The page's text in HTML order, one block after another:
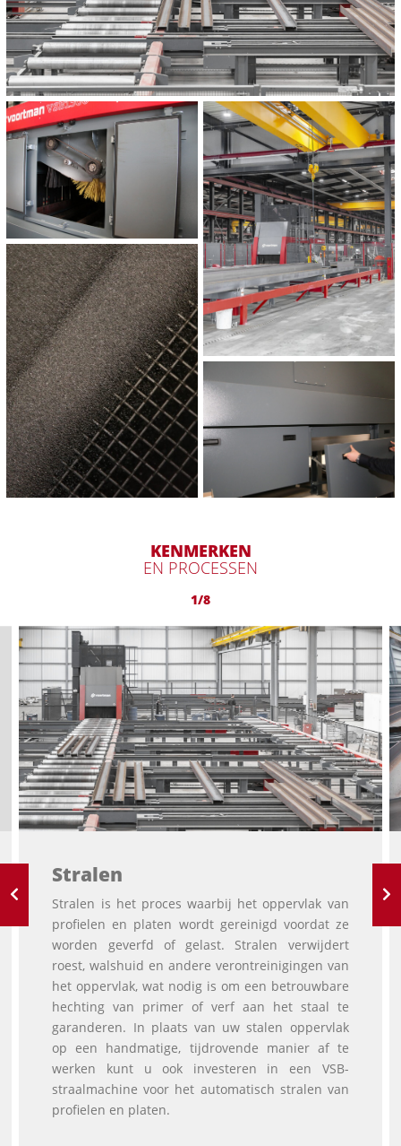
KENMERKEN
EN PROCESSEN
1/8
Stralen
Stralen is het proces waarbij het oppervlak van
profielen en platen wordt gereinigd voordat ze
worden geverfd of gelast. Stralen verwijdert
roest, walshuid en andere verontreinigingen van
het oppervlak, wat nodig is om een betrouwbare
hechting van primer of verf aan het staal te
garanderen. In plaats van uw stalen oppervlak
op een handmatige, tijdrovende manier af te
werken kunt u ook investeren in een VSB-
straalmachine voor het automatisch stralen van
profielen en platen.